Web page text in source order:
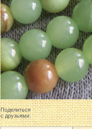
Поделиться
с друзьями: